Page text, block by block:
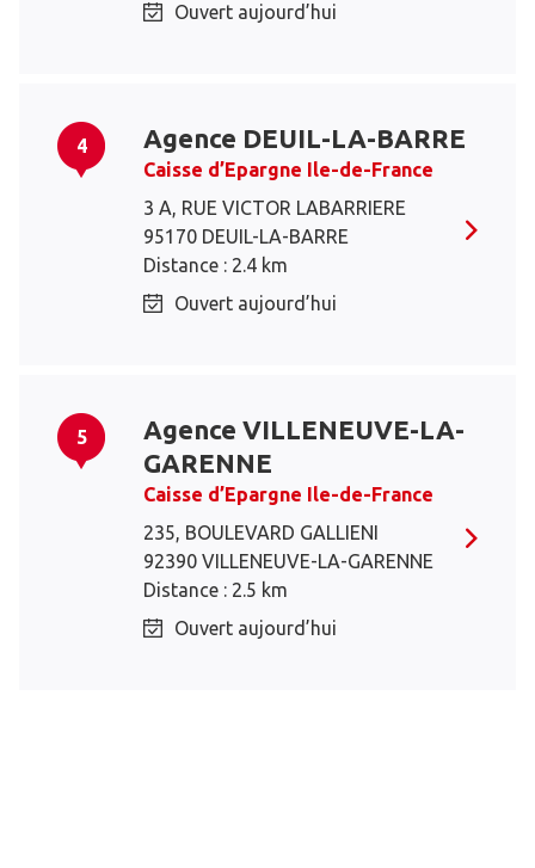
Ouvert aujourd’hui
4 Agence DEUIL-LA-BARRE
Caisse d’Epargne Ile-de-France
3 A, RUE VICTOR LABARRIERE
95170 DEUIL-LA-BARRE
Distance : 2.4 km
Ouvert aujourd’hui
5
Agence VILLENEUVE-LA-
GARENNE
Caisse d’Epargne Ile-de-France
235, BOULEVARD GALLIENI
92390 VILLENEUVE-LA-GARENNE
Distance : 2.5 km
Ouvert aujourd’hui